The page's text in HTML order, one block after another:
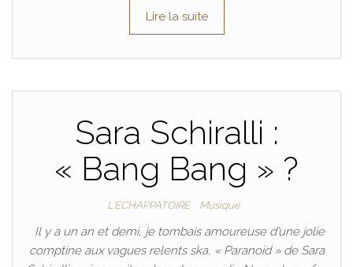
Lire la suite
Sara Schiralli :
« Bang Bang » ?
L'ÉCHAPPATOIRE Musique
Il y a un an et demi, je tombais amoureuse d’une jolie
comptine aux vagues relents ska, « Paranoid » de Sara